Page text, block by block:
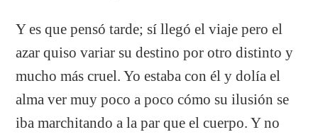
Y es que pensó tarde; sí llegó el viaje pero el
azar quiso variar su destino por otro distinto y
mucho más cruel. Yo estaba con él y dolía el
alma ver muy poco a poco cómo su ilusión se
iba marchitando a la par que el cuerpo. Y no